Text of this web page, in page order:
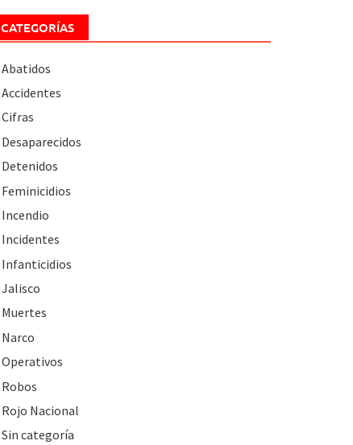
CATEGORÍAS
Abatidos
Accidentes
Cifras
Desaparecidos
Detenidos
Feminicidios
Incendio
Incidentes
Infanticidios
Jalisco
Muertes
Narco
Operativos
Robos
Rojo Nacional
Sin categoría